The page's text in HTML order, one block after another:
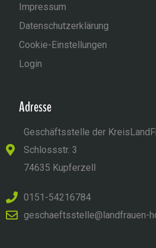
Impressum
Datenschutzerklärung
Cookie-Einstellungen
Login
Adresse
Geschäftsstelle der
Schlossstr. 3
74635 Kupferzell
0151-54216784
geschaeftsstelle@landfrauen-